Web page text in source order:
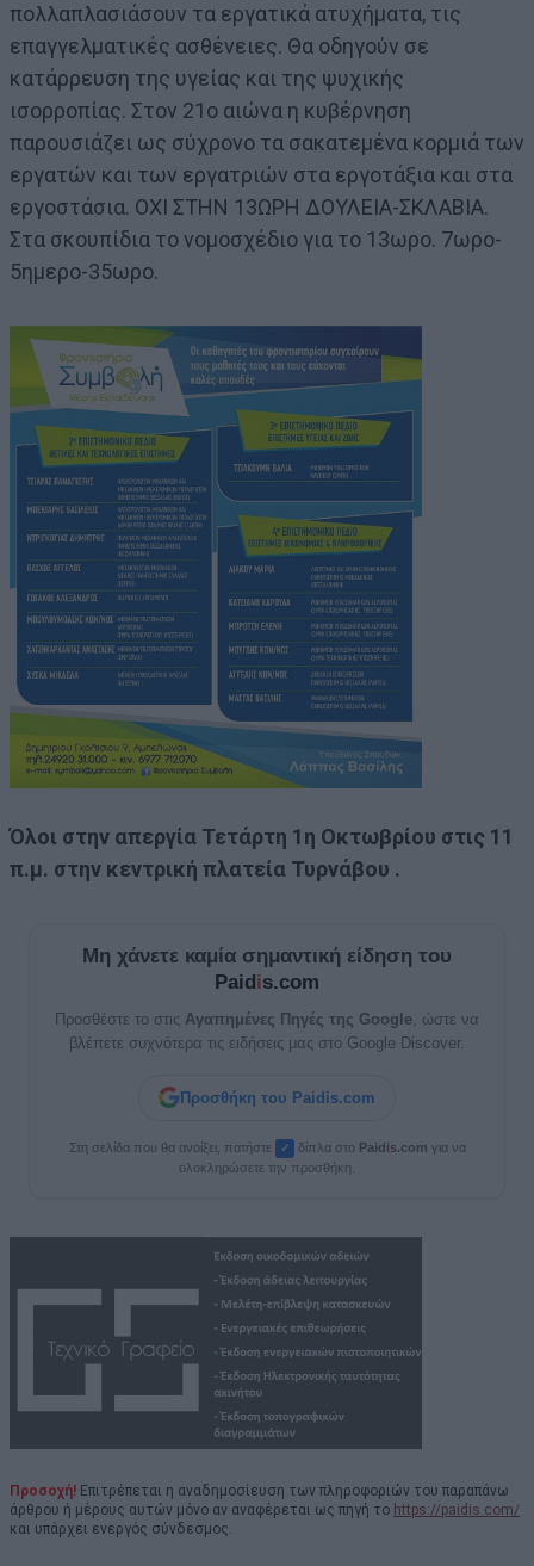
πολλαπλασιάσουν τα εργατικά ατυχήματα, τις
επαγγελματικές ασθένειες. Θα οδηγούν σε
κατάρρευση της υγείας και της ψυχικής
ισορροπίας. Στον 21ο αιώνα η κυβέρνηση
παρουσιάζει ως σύχρονο τα σακατεμένα κορμιά των
εργατών και των εργατριών στα εργοτάξια και στα
εργοστάσια. ΟΧΙ ΣΤΗΝ 13ΩΡΗ ΔΟΥΛΕΙΑ-ΣΚΛΑΒΙΑ.
Στα σκουπίδια το νομοσχέδιο για το 13ωρο. 7ωρο-
5ημερο-35ωρο.
Όλοι στην απεργία Τετάρτη 1η Οκτωβρίου στις 11
π.μ. στην κεντρική πλατεία Τυρνάβου .
Μη χάνετε καμία σημαντική είδηση του
Paidis.com
Προσθέστε το στις Αγαπημένες Πηγές της Google , ώστε να
βλέπετε συχνότερα τις ειδήσεις μας στο Google Discover.
Προσθήκη του Paidis.com
Στη σελίδα που θα ανοίξει, πατήστε ✓ δίπλα στο Paidis.com για να
ολοκληρώσετε την προσθήκη.
Προσοχή! Επιτρέπεται η αναδημοσίευση των πληροφοριών του παραπάνω
άρθρου ή μέρους αυτών μόνο αν αναφέρεται ως πηγή το https://paidis.com/
και υπάρχει ενεργός σύνδεσμος.